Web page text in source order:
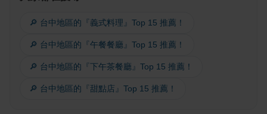
🔎 台中地區的『義式料理』Top 15 推薦！
🔎 台中地區的『午餐餐廳』Top 15 推薦！
🔎 台中地區的『下午茶餐廳』Top 15 推薦！
🔎 台中地區的『甜點店』Top 15 推薦！